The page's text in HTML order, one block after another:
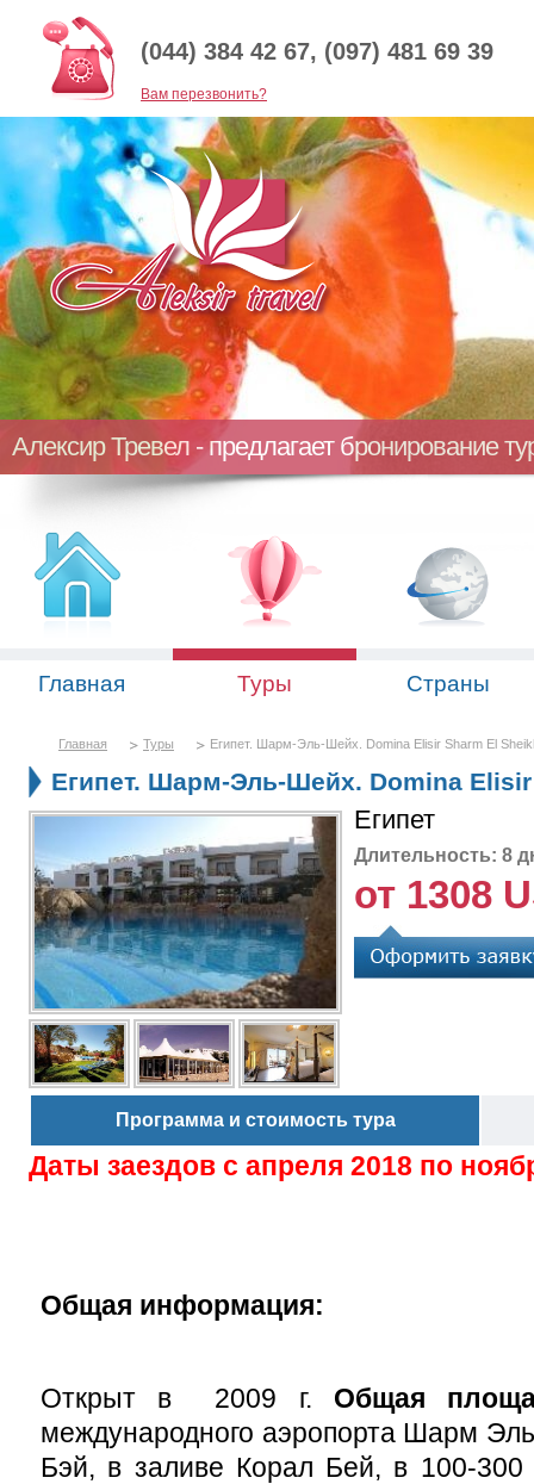
(044) 384 42 67, (097) 481 69 39
Baм перезвонить?
Алексир Тревел - предлагает бронирование
Главная Туры Страны
Главная Туры Египет. Шарм-Эль-Шейх. Domina Elisir Sharm El
Египет. Шарм-Эль-Шейх. Domina
Египет
Длительность: 8
от 1308
Программа и стоимость тура
Даты заездов с апреля 2018 по
Общая информация:
Открыт в 2009 г. Общая
международного аэропорта Шарм
Бэй, в заливе Корал Бей, в 100-